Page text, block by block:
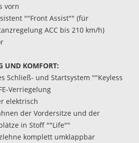
vorn
""Front Assist"" (für
ACC bis 210 km/h)
UND KOMFORT:
Schließ- und Startsystem ""Keyless
Verriegelung
elektrisch
der Vordersitze und der
in Stoff ""Life""
komplett umklappbar